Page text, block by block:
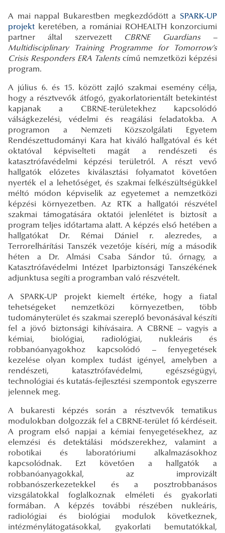
A mai nappal Bukarestben megkezdődött a SPARK-UP
projekt keretében, a romániai ROHEALTH konzorciumi
partner által szervezett CBRNE Guardians –
Multidisciplinary Training Programme for Tomorrow’s
Crisis Responders ERA Talentscímű nemzetközi képzési
program.
A július 6. és 15. között zajló szakmai esemény célja,
hogy a résztvevők átfogó, gyakorlatorientált betekintést
kapjanak a CBRNE-területekhez kapcsolódó
válságkezelési, védelmi és reagálási feladatokba. A
programon a Nemzeti Közszolgálati Egyetem
Rendészettudományi Kara hat kiváló hallgatóval és két
oktatóval képviselteti magát a rendészeti és
katasztrófavédelmi képzési területről. A részt vevő
hallgatók előzetes kiválasztási folyamatot követően
nyerték el a lehetőséget, és szakmai felkészültségükkel
méltó módon képviselik az egyetemet a nemzetközi
képzési környezetben. Az RTK a hallgatói részvétel
szakmai támogatására oktatói jelenlétet is biztosít a
program teljes időtartama alatt. A képzés első hetében a
hallgatókat Dr. Rémai Dániel r. alezredes, a
Terrorelhárítási Tanszék vezetője kíséri, míg a második
héten a Dr. Almási Csaba Sándor tű. őrnagy, a
Katasztrófavédelmi Intézet Iparbiztonsági Tanszékének
adjunktusa segíti a programban való részvételt.
A SPARK-UP projekt kiemelt értéke, hogy a fiatal
tehetségeket nemzetközi környezetben, több
tudományterület és szakmai szereplő bevonásával készíti
fel a jövő biztonsági kihívásaira. A CBRNE – vagyis a
kémiai, biológiai, radiológiai, nukleáris és
robbanóanyagokhoz kapcsolódó – fenyegetések
kezelése olyan komplex tudást igényel, amelyben a
rendészeti, katasztrófavédelmi, egészségügyi,
technológiai és kutatás-fejlesztési szempontok egyszerre
jelennek meg.
A bukaresti képzés során a résztvevők tematikus
modulokban dolgozzák fel a CBRNE-terület fő kérdéseit.
A program első napjai a kémiai fenyegetésekhez, az
elemzési és detektálási módszerekhez, valamint a
robotikai és laboratóriumi alkalmazásokhoz
kapcsolódnak. Ezt követően a hallgatók a
robbanóanyagokkal, az improvizált
robbanószerkezetekkel és a posztrobbanásos
vizsgálatokkal foglalkoznak elméleti és gyakorlati
formában. A képzés további részében nukleáris,
radiológiai és biológiai modulok következnek,
intézménylátogatásokkal, gyakorlati bemutatókkal,